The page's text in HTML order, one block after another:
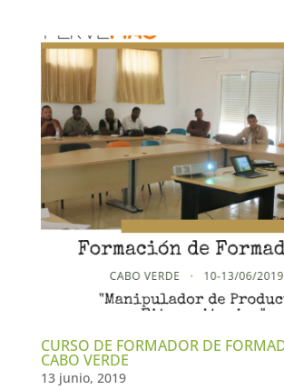
CURSO DE FORMADOR DE
CABO VERDE
13 junio, 2019